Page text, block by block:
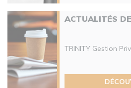
ACTUALITÉS
TRINITY Gestion